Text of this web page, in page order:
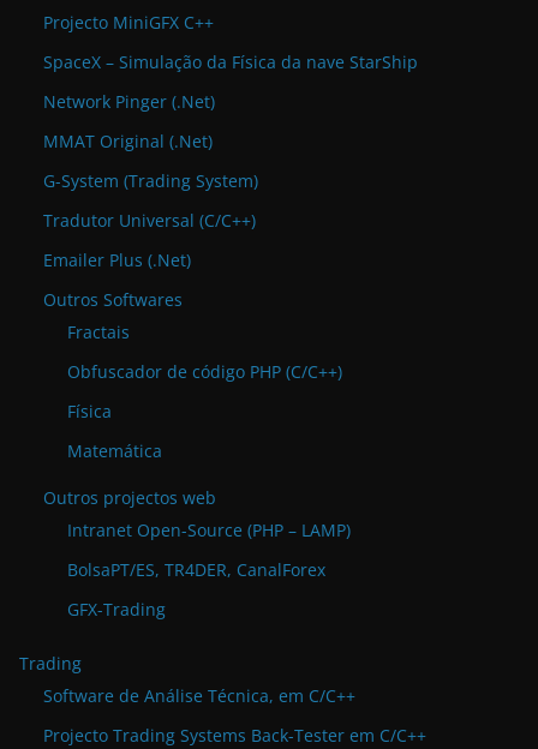
Projecto MiniGFX C++
SpaceX – Simulação da Física da nave StarShip
Network Pinger (.Net)
MMAT Original (.Net)
G-System (Trading System)
Tradutor Universal (C/C++)
Emailer Plus (.Net)
Outros Softwares
Fractais
Obfuscador de código PHP (C/C++)
Física
Matemática
Outros projectos web
Intranet Open-Source (PHP – LAMP)
BolsaPT/ES, TR4DER, CanalForex
GFX-Trading
Trading
Software de Análise Técnica, em C/C++
Projecto Trading Systems Back-Tester em C/C++